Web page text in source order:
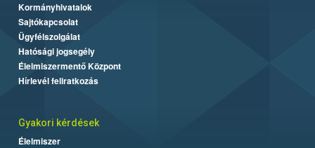
Kormányhivatalok
Sajtókapcsolat
Ügyfélszolgálat
Hatósági jogsegély
Élelmiszermentő Központ
Hírlevél feliratkozás
Gyakori kérdések
Élelmiszer